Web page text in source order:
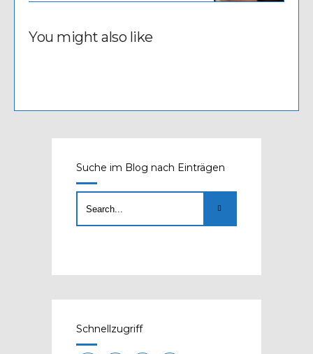
You might also like
Suche im Blog nach Einträgen
Schnellzugriff